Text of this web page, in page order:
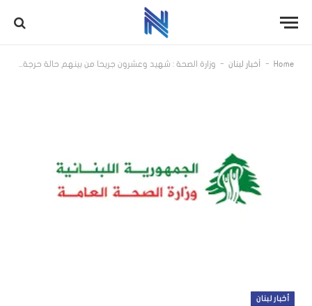
Home
- أخبار لبنان - وزارة الصحة : شهيد وعشرون جريحا من بينهم حالة حرجة وثمانية أطفال في غارة البقاع
أخبار لبنان